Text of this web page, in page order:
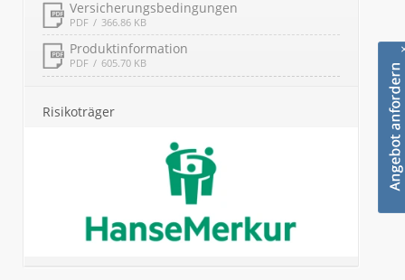
Versicherungsbedingungen
PDF 366.86 KB
Produktinformation
PDF 605.70 KB
Risikoträger